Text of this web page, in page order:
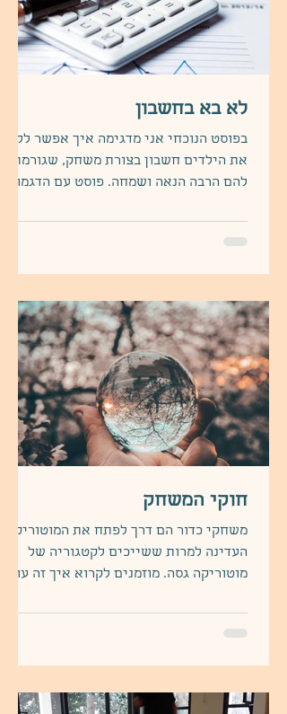
לא בא בחשבון
בפוסט הנוכחי אני מדגימה איך אפשר ללמד
את הילדים חשבון בצורת משחק, שגורמת
להם הרבה הנאה ושמחה. פוסט עם הדגמות,
חוקי המשחק
משחקי כדור הם דרך לפתח את המוטוריקה
העדינה למרות ששייכים לקטגוריה של
מוטוריקה גסה. מוזמנים לקרוא איך זה עובד